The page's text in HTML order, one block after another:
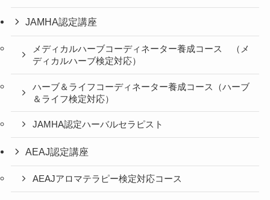
JAMHA認定講座
メディカルハーブコーディネーター養成コース （メ
ディカルハーブ検定対応）
ハーブ＆ライフコーディネーター養成コース（ハーブ
＆ライフ検定対応）
JAMHA認定ハーバルセラピスト
AEAJ認定講座
AEAJアロマテラピー検定対応コース